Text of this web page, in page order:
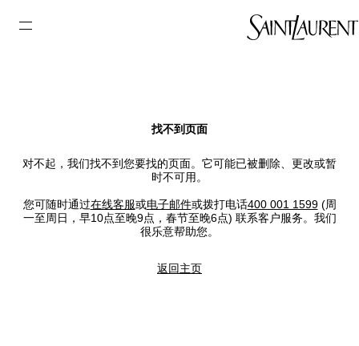
找不到页面
对不起，我们找不到您要找的页面。它可能已被删除、更改或暂
时不可用。
您可随时通过在线客服或电子邮件或拨打电话400 001 1599(周
一至周日，早10点至晚9点，春节至晚6点) 联系客户服务。我们
很乐意帮助您。
返回主页